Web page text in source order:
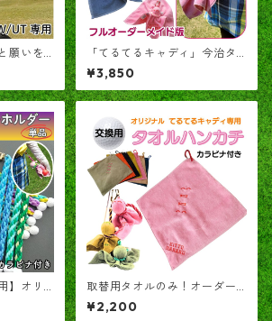
願いを
「て
「てるてるキャディ」今治タ
オルとティーホルダーで予備
球を包んだテルテル坊主型ク
リーナー
¥3,850
】オリ
ホルダ
取替用タオルのみ！オーダー
刺繍可能「TERUTERUキャデ
ィ専用」カラビナ付き
¥2,200